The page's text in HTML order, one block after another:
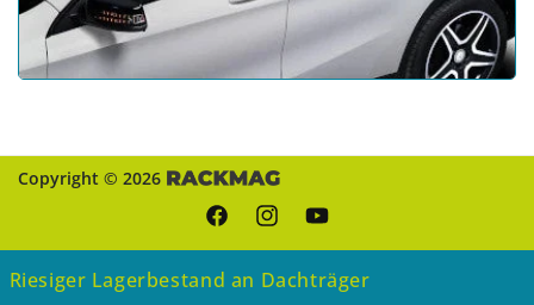
Copyright © 2026
FacebookInstagramYouTube
Riesiger Lagerbestand an Dachträger